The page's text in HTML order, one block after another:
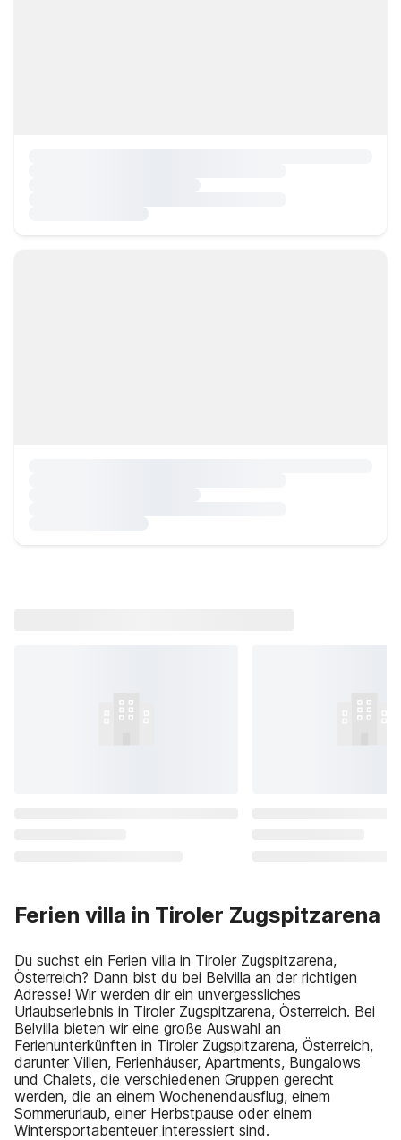
Ferien villa in Tiroler Zugspitzarena
Du suchst ein Ferien villa in Tiroler Zugspitzarena,
Österreich? Dann bist du bei Belvilla an der richtigen
Adresse! Wir werden dir ein unvergessliches
Urlaubserlebnis in Tiroler Zugspitzarena, Österreich. Bei
Belvilla bieten wir eine große Auswahl an
Ferienunterkünften in Tiroler Zugspitzarena, Österreich,
darunter Villen, Ferienhäuser, Apartments, Bungalows
und Chalets, die verschiedenen Gruppen gerecht
werden, die an einem Wochenendausflug, einem
Sommerurlaub, einer Herbstpause oder einem
Wintersportabenteuer interessiert sind.